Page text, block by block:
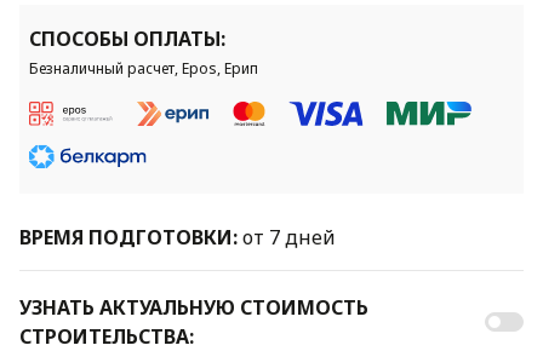
СПОСОБЫ ОПЛАТЫ:
Безналичный расчет, Epos, Ерип
ВРЕМЯ ПОДГОТОВКИ:от 7 дней
УЗНАТЬ АКТУАЛЬНУЮ СТОИМОСТЬ
СТРОИТЕЛЬСТВА: